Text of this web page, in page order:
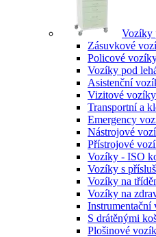
Vozíky
Zásuvkové
Policové
Vozíky pod
Asistenční
Vizitové vozíky
Transportní a
Emergency
Nástrojové
Přístrojové
Vozíky - ISO
Vozíky s
Vozíky na
Vozíky na
Instrumentační
S drátěnými
Plošinové